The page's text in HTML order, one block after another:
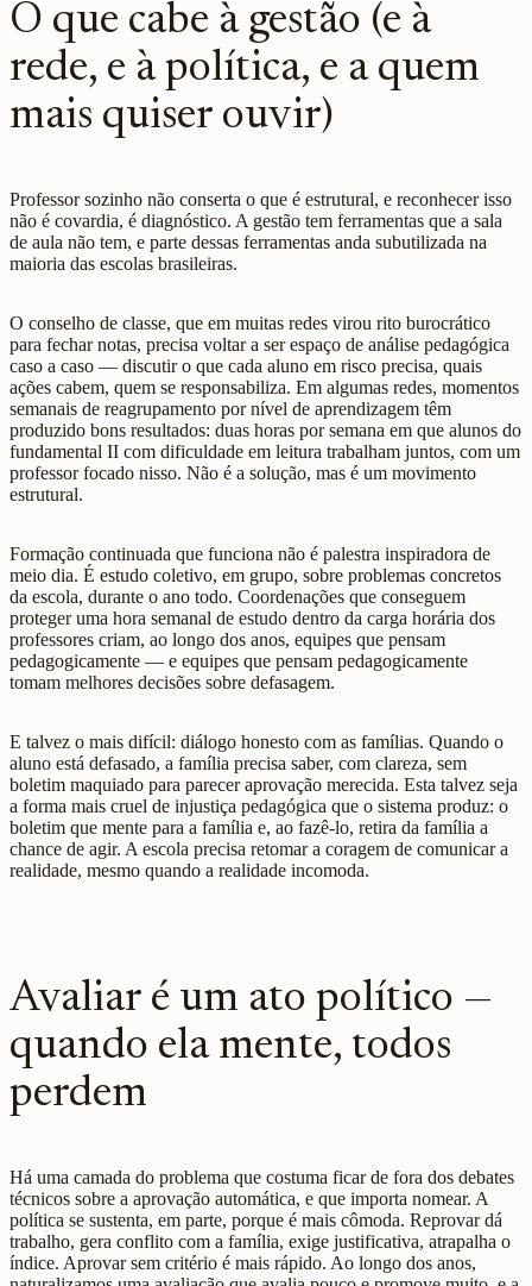
O que cabe à gestão (e à
rede, e à política, e a quem
mais quiser ouvir)
Professor sozinho não conserta o que é estrutural, e reconhecer isso
não é covardia, é diagnóstico. A gestão tem ferramentas que a sala
de aula não tem, e parte dessas ferramentas anda subutilizada na
maioria das escolas brasileiras.
O conselho de classe, que em muitas redes virou rito burocrático
para fechar notas, precisa voltar a ser espaço de análise pedagógica
caso a caso — discutir o que cada aluno em risco precisa, quais
ações cabem, quem se responsabiliza. Em algumas redes, momentos
semanais de reagrupamento por nível de aprendizagem têm
produzido bons resultados: duas horas por semana em que alunos do
fundamental II com dificuldade em leitura trabalham juntos, com um
professor focado nisso. Não é a solução, mas é um movimento
estrutural.
Formação continuada que funciona não é palestra inspiradora de
meio dia. É estudo coletivo, em grupo, sobre problemas concretos
da escola, durante o ano todo. Coordenações que conseguem
proteger uma hora semanal de estudo dentro da carga horária dos
professores criam, ao longo dos anos, equipes que pensam
pedagogicamente — e equipes que pensam pedagogicamente
tomam melhores decisões sobre defasagem.
E talvez o mais difícil: diálogo honesto com as famílias. Quando o
aluno está defasado, a família precisa saber, com clareza, sem
boletim maquiado para parecer aprovação merecida. Esta talvez seja
a forma mais cruel de injustiça pedagógica que o sistema produz: o
boletim que mente para a família e, ao fazê-lo, retira da família a
chance de agir. A escola precisa retomar a coragem de comunicar a
realidade, mesmo quando a realidade incomoda.
Avaliar é um ato político —
quando ela mente, todos
perdem
Há uma camada do problema que costuma ficar de fora dos debates
técnicos sobre a aprovação automática, e que importa nomear. A
política se sustenta, em parte, porque é mais cômoda. Reprovar dá
trabalho, gera conflito com a família, exige justificativa, atrapalha o
índice. Aprovar sem critério é mais rápido. Ao longo dos anos,